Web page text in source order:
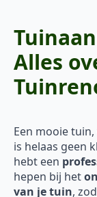
Alles
Een mooie
is helaas geen
hebt een
hepen bij het
van je tuin,